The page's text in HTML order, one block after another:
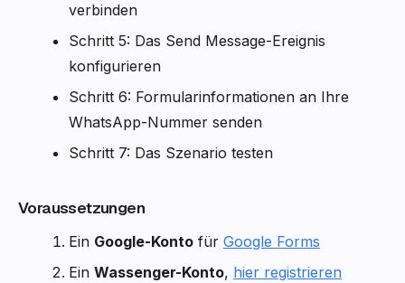
verbinden
Schritt 5: Das Send Message-Ereignis
konfigurieren
Schritt 6: Formularinformationen an Ihre
WhatsApp-Nummer senden
Schritt 7: Das Szenario testen
Voraussetzungen
Ein Google-Konto für Google Forms
Ein Wassenger-Konto, hier registrieren